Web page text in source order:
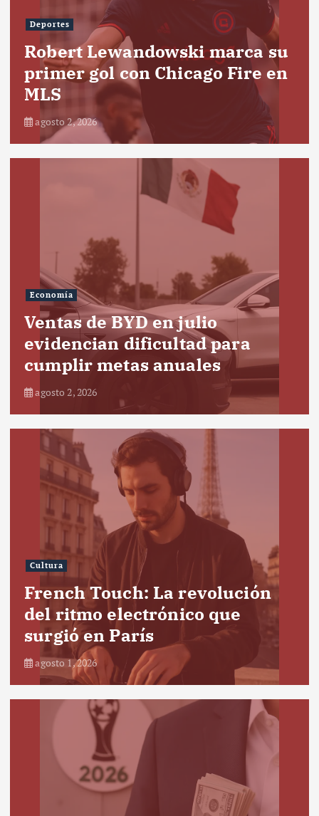
Deportes
Robert Lewandowski marca su
primer gol con Chicago Fire en
MLS
agosto 2, 2026
Economía
Ventas de BYD en julio
evidencian dificultad para
cumplir metas anuales
agosto 2, 2026
Cultura
French Touch: La revolución
del ritmo electrónico que
surgió en París
agosto 1, 2026